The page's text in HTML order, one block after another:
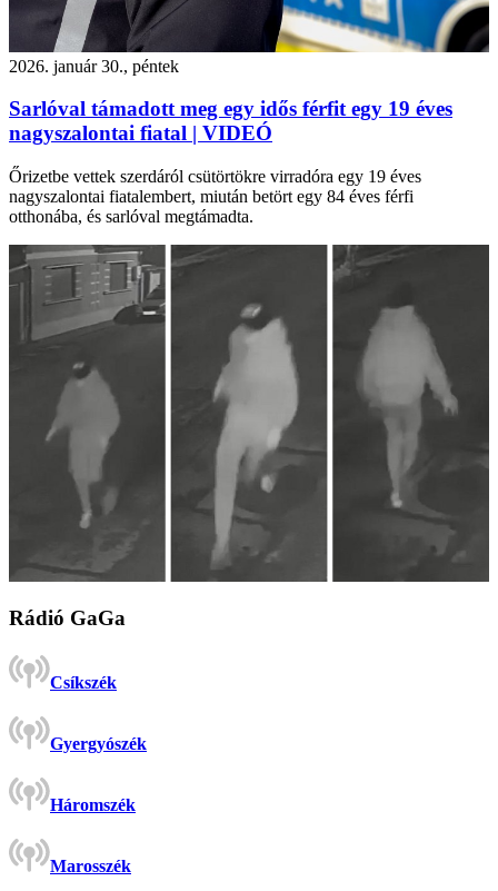
2026. január 30., péntek
Sarlóval támadott meg egy idős férfit egy 19 éves
nagyszalontai fiatal | VIDEÓ
Őrizetbe vettek szerdáról csütörtökre virradóra egy 19 éves
nagyszalontai fiatalembert, miután betört egy 84 éves férfi
otthonába, és sarlóval megtámadta.
Rádió GaGa
Csíkszék
Gyergyószék
Háromszék
Marosszék